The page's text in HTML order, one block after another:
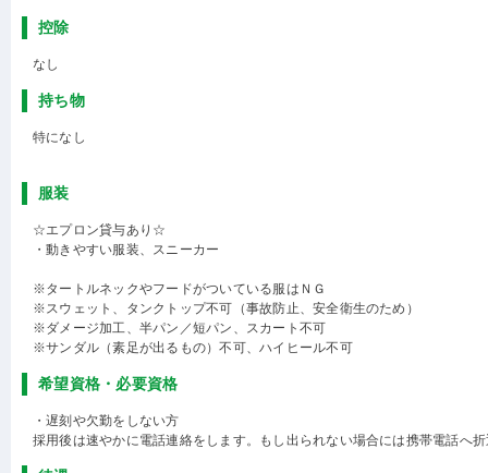
控除
なし
持ち物
特になし
服装
☆エプロン貸与あり☆
・動きやすい服装、スニーカー
※タートルネックやフードがついている服はＮＧ
※スウェット、タンクトップ不可（事故防止、安全衛生のため）
※ダメージ加工、半パン／短パン、スカート不可
※サンダル（素足が出るもの）不可、ハイヒール不可
希望資格・必要資格
・遅刻や欠勤をしない方
採用後は速やかに電話連絡をします。もし出られない場合には携帯電話へ